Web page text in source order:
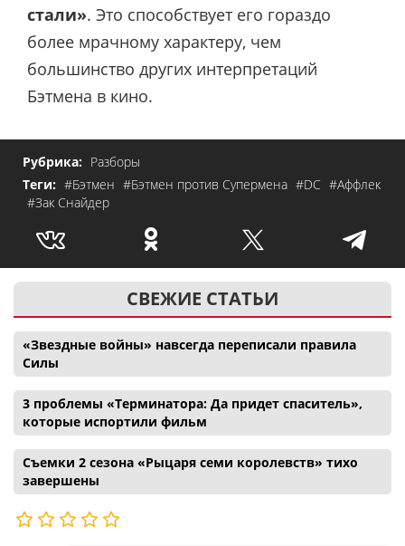
стали». Это способствует его гораздо
более мрачному характеру, чем
большинство других интерпретаций
Бэтмена в кино.
Рубрика: Разборы
Теги: #Бэтмен #Бэтмен против Супермена #DC #Аффлек
#Зак Снайдер
СВЕЖИЕ СТАТЬИ
«Звездные войны» навсегда переписали правила
Силы
3 проблемы «Терминатора: Да придет спаситель»,
которые испортили фильм
Съемки 2 сезона «Рыцаря семи королевств» тихо
завершены